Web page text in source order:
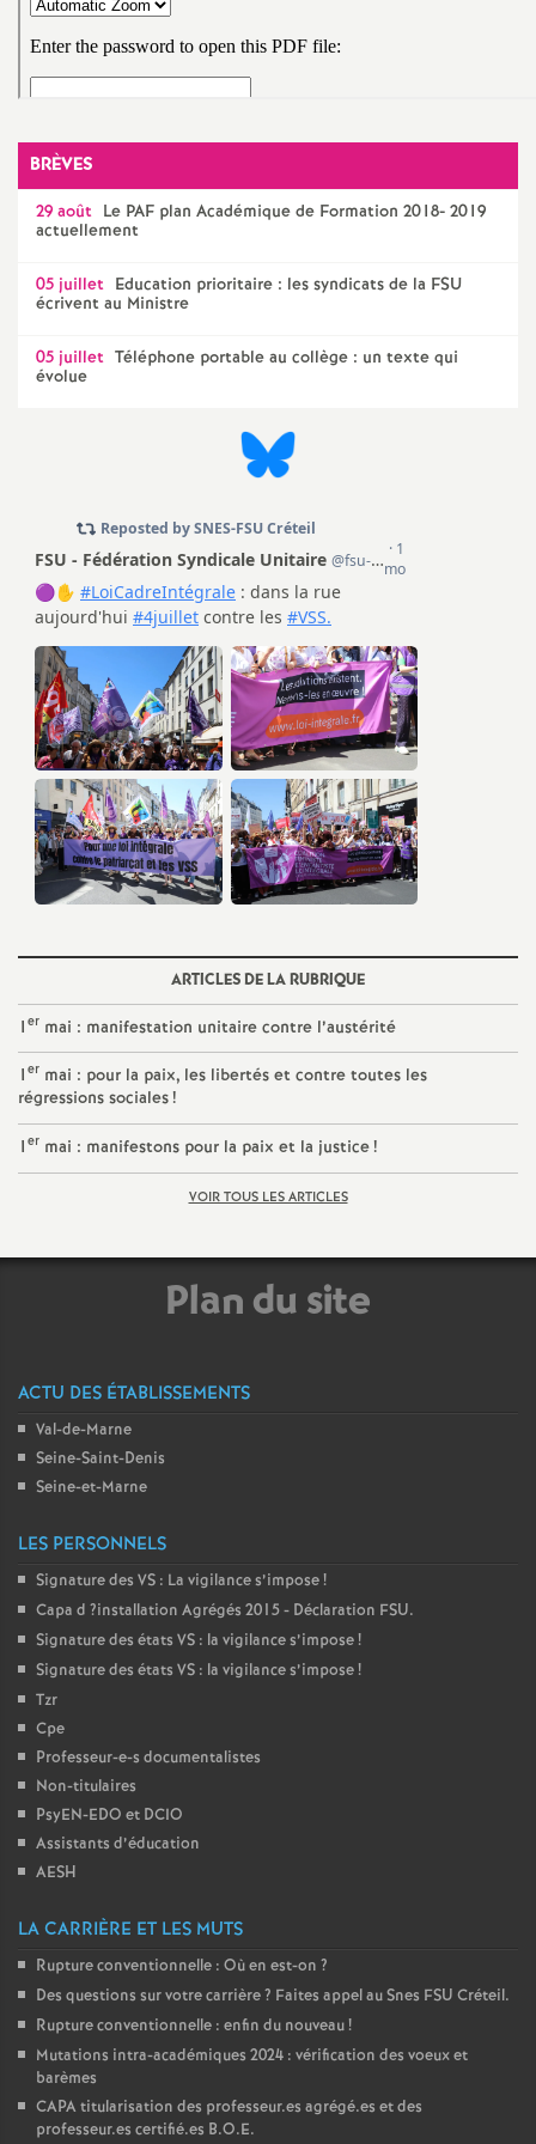
o
n
d
d
é
O
r
l
é
a
n
s
T
o
u
r
BRÈVES
29 août Le PAF plan Académique de Formation 2018- 2019
actuellement
05 juillet Education prioritaire : les syndicats de la FSU
écrivent au Ministre
05 juillet Téléphone portable au collège : un texte qui
évolue
ARTICLES DE LA RUBRIQUE
1er mai : manifestation unitaire contre l’austérité
1er mai : pour la paix, les libertés et contre toutes les
régressions sociales!
1er mai : manifestons pour la paix et la justice!
VOIR TOUS LES ARTICLES
Plan du site
ACTU DES ÉTABLISSEMENTS
Val-de-Marne
Seine-Saint-Denis
Seine-et-Marne
LES PERSONNELS
Signature des VS : La vigilance s’impose!
Capa d ?installation Agrégés 2015 - Déclaration FSU.
Signature des états VS : la vigilance s’impose!
Signature des états VS : la vigilance s’impose!
Tzr
Cpe
Professeur-e-s documentalistes
Non-titulaires
PsyEN-EDO et DCIO
Assistants d’éducation
AESH
LA CARRIÈRE ET LES MUTS
Rupture conventionnelle : Où en est-on ?
Des questions sur votre carrière? Faites appel au Snes FSU Créteil.
Rupture conventionnelle : enfin du nouveau!
Mutations intra-académiques 2024 : vérification des voeux et
barèmes
CAPAtitularisation des professeur.es agrégé.es et des
professeur.es certifié.es B.O.E.